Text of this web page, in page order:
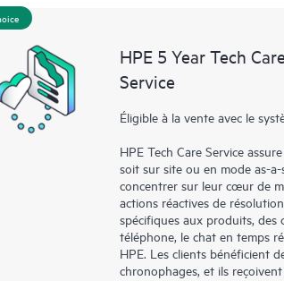
HPE 5 Year Tech
Service
Éligible à la vente avec le
HPE Tech Care Service
soit sur site ou en mode as-
concentrer sur leur cœur de
actions réactives de
spécifiques aux produits, des
téléphone, le chat en temps
HPE. Les clients bénéficient
chronophages, et ils